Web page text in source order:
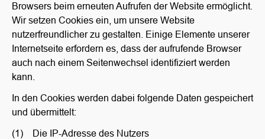
Browsers beim erneuten Aufrufen der Website ermöglicht.
Wir setzen Cookies ein, um unsere Website
nutzerfreundlicher zu gestalten. Einige Elemente unserer
Internetseite erfordern es, dass der aufrufende Browser
auch nach einem Seitenwechsel identifiziert werden
kann.
In den Cookies werden dabei folgende Daten gespeichert
und übermittelt:
(1) Die IP-Adresse des Nutzers